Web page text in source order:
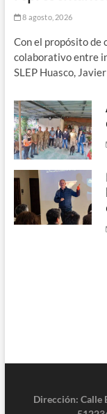
8 agosto, 2026
Con el propósito
colaborativo entre
SLEP Huasco,
Dirección: Calle